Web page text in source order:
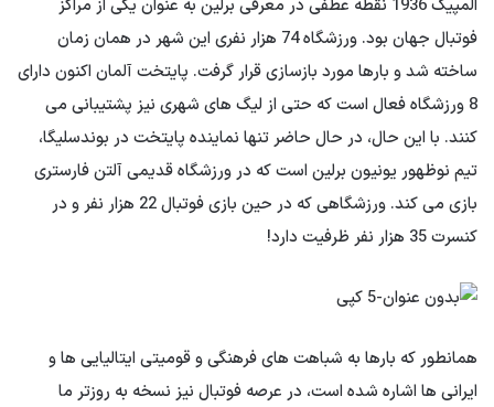
المپیک 1936 نقطه عطفی در معرفی برلین به عنوان یکی از مراکز
فوتبال جهان بود. ورزشگاه 74 هزار نفری این شهر در همان زمان
ساخته شد و بارها مورد بازسازی قرار گرفت. پایتخت آلمان اکنون دارای
8 ورزشگاه فعال است که حتی از لیگ های شهری نیز پشتیبانی می
کنند. با این حال، در حال حاضر تنها نماینده پایتخت در بوندسلیگا،
تیم نوظهور یونیون برلین است که در ورزشگاه قدیمی آلتن فارستری
بازی می کند. ورزشگاهی که در حین بازی فوتبال 22 هزار نفر و در
کنسرت 35 هزار نفر ظرفیت دارد!
همانطور که بارها به شباهت های فرهنگی و قومیتی ایتالیایی ها و
ایرانی ها اشاره شده است، در عرصه فوتبال نیز نسخه به روزتر ما